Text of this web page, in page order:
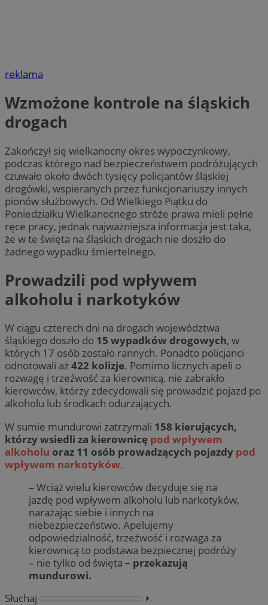
reklama
Wzmożone kontrole na śląskich
drogach
Zakończył się wielkanocny okres wypoczynkowy,
podczas którego nad bezpieczeństwem podróżujących
czuwało około dwóch tysięcy policjantów śląskiej
drogówki, wspieranych przez funkcjonariuszy innych
pionów służbowych. Od Wielkiego Piątku do
Poniedziałku Wielkanocnego stróże prawa mieli pełne
ręce pracy, jednak najważniejsza informacja jest taka,
że w te święta na śląskich drogach nie doszło do
żadnego wypadku śmiertelnego.
Prowadzili pod wpływem
alkoholu i narkotyków
W ciągu czterech dni na drogach województwa
śląskiego doszło do 15 wypadków drogowych, w
których 17 osób zostało rannych. Ponadto policjanci
odnotowali aż422 kolizje. Pomimo licznych apeli o
rozwagę i trzeźwość za kierownicą, nie zabrakło
kierowców, którzy zdecydowali się prowadzić pojazd po
alkoholu lub środkach odurzających.
W sumie mundurowi zatrzymali 158 kierujących,
którzy wsiedli za kierownicę pod wpływem
alkoholu oraz 11 osób prowadzących pojazdy pod
wpływem narkotyków.
– Wciąż wielu kierowców decyduje się na
jazdę pod wpływem alkoholu lub narkotyków,
narażając siebie i innych na
niebezpieczeństwo. Apelujemy
odpowiedzialność, trzeźwość i rozwaga za
kierownicą to podstawa bezpiecznej podróży
– nie tylko od święta – przekazują
mundurowi.
Słuchaj
⏵︎